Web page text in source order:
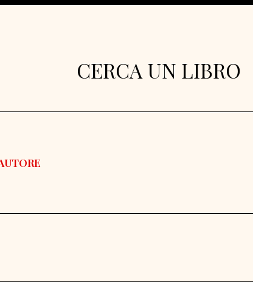
CERCA UN LIBRO